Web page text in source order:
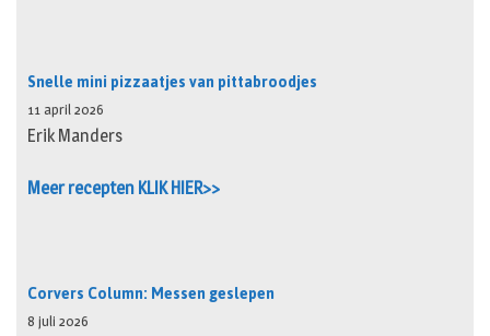
Snelle mini pizzaatjes van pittabroodjes
11 april 2026
Erik Manders
Meer recepten KLIK HIER>>
Corvers Column: Messen geslepen
8 juli 2026